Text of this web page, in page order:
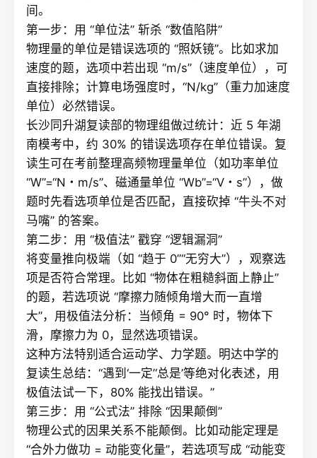
间。
第一步：用 “单位法” 斩杀 “数值陷阱”
物理量的单位是错误选项的 “照妖镜”。比如求加
速度的题，选项中若出现 “m/s”（速度单位），可
直接排除；计算电场强度时，“N/kg”（重力加速度
单位）必然错误。
长沙同升湖复读部的物理组做过统计：近 5 年湖
南模考中，约 30% 的错误选项存在单位错误。复
读生可在考前整理高频物理量单位（如功率单位
“W”=“N・m/s”、磁通量单位 “Wb”=“V・s”），做
题时先看选项单位是否匹配，直接砍掉 “牛头不对
马嘴” 的答案。
第二步：用 “极值法” 戳穿 “逻辑漏洞”
将变量推向极端（如 “趋于 0”“无穷大”），观察选
项是否符合常理。比如 “物体在粗糙斜面上静止”
的题，若选项说 “摩擦力随倾角增大而一直增
大”，用极值法分析：当倾角 = 90° 时，物体下
滑，摩擦力为 0，显然选项错误。
这种方法特别适合运动学、力学题。明达中学的
复读生总结：“遇到‘一定’‘总是’等绝对化表述，用
极值法试一下，80% 能找出错误。”
第三步：用 “公式法” 排除 “因果颠倒”
物理公式的因果关系不能颠倒。比如动能定理是
“合外力做功 = 动能变化量”，若选项写成 “动能变